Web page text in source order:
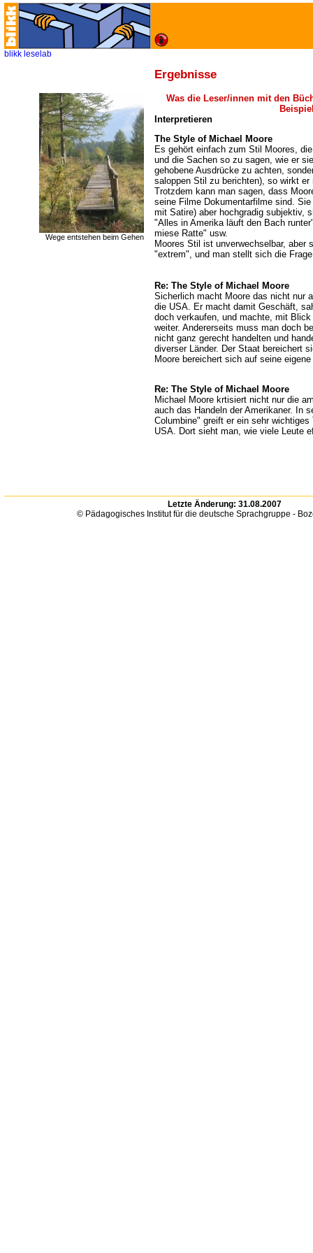
blikk leselab
Ergebnisse
Wege entstehen beim Gehen
Was die Leser/innen mit den
Interpretieren
The Style of Michael Moore
Es gehört einfach zum Stil Moores,
und die Sachen so zu sagen, wie er
gehobene Ausdrücke zu achten,
saloppen Stil zu berichten), so wirkt
Trotzdem kann man sagen, dass
seine Filme Dokumentarfilme sind.
mit Satire) aber hochgradig subjektiv,
"Alles in Amerika läuft den Bach
miese Ratte" usw.
Moores Stil ist unverwechselbar, aber
"extrem", und man stellt sich die
Re: The Style of Michael Moore
Sicherlich macht Moore das nicht nur
die USA. Er macht damit Geschäft,
doch verkaufen, und machte, mit
weiter. Andererseits muss man doch
nicht ganz gerecht handelten und
diverser Länder. Der Staat bereichert
Moore bereichert sich auf seine
Re: The Style of Michael Moore
Michael Moore krtisiert nicht nur die
auch das Handeln der Amerikaner. In
Columbine" greift er ein sehr
USA. Dort sieht man, wie viele Leute
Letzte Änderung: 31.08.2007
© Pädagogisches Institut für die deutsche Sprachgruppe -